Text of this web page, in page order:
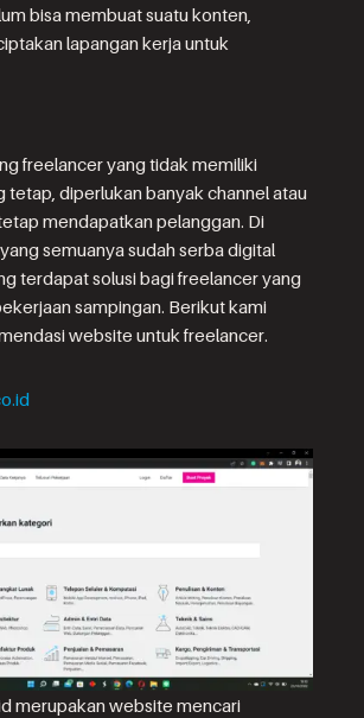
bisa membuat suatu konten,
lapangan kerja untuk
freelancer yang tidak memiliki
tetap, diperlukan banyak channel atau
mendapatkan pelanggan. Di
semuanya sudah serba digital
terdapat solusi bagi freelancer yang
sampingan. Berikut kami
website untuk freelancer.
merupakan website mencari